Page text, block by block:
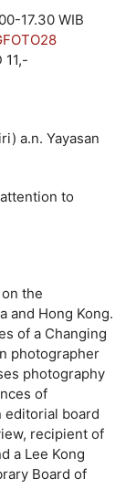
17.30 WIB
a.n. Yayasan
to
the
and Hong Kong.
of a Changing
photographer
photography
of
editorial board
recipient of
a Lee Kong
Board of